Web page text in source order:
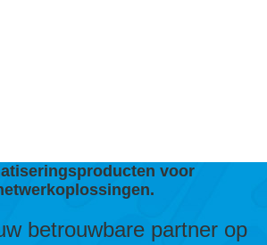
voor
betrouwbare partner op